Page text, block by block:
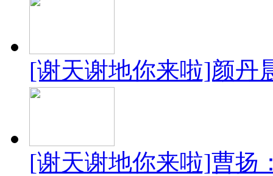
[谢天谢地你来啦]颜丹
[谢天谢地你来啦]曹扬